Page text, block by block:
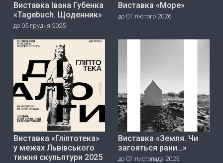
Виставка Івана Губенка
«Tagebuch. Щоденник»
до 05 грудня 2025
Виставка «Море»
до 01 лютого 2026
Виставка «Гліптотека»
у межах Львівського
тижня скульптури 2025
Виставка «Земля. Чи
загояться рани…»
до 07 листопада 2025